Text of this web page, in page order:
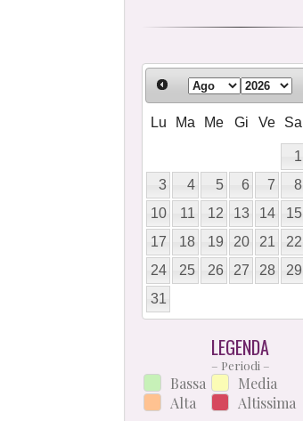
Lu Ma Me Gi Ve Sa
1
3
4 5 6 7 8
10
11 12 13 14 15
17
18 19 20 21 22
24
25 26 27 28 29
31
LEGENDA
– Periodi –
Bassa
Alta
Media
Altissima